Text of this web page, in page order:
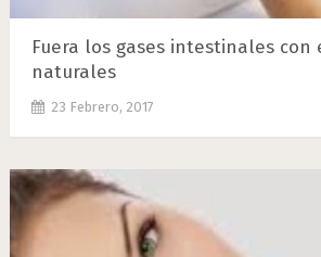
Fuera los gases intestinales con
naturales
23 Febrero, 2017